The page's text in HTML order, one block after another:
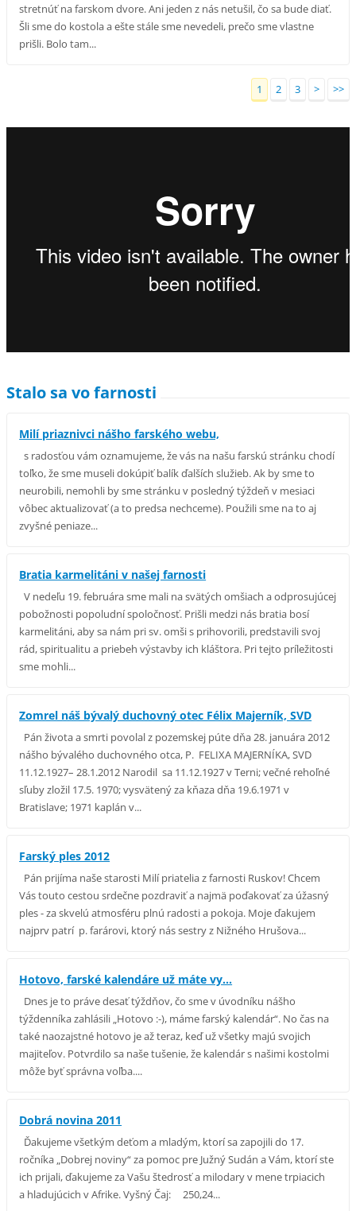
stretnúť na farskom dvore. Ani jeden z nás netušil, čo sa bude diať.
Šli sme do kostola a ešte stále sme nevedeli, prečo sme vlastne
prišli. Bolo tam...
1 2 3 > >>
Stalo sa vo farnosti
Milí priaznivci nášho farského webu,
s radosťou vám oznamujeme, že vás na našu farskú stránku chodí
toľko, že sme museli dokúpiť balík ďalších služieb. Ak by sme to
neurobili, nemohli by sme stránku v posledný týždeň v mesiaci
vôbec aktualizovať (a to predsa nechceme). Použili sme na to aj
zvyšné peniaze...
Bratia karmelitáni v našej farnosti
V nedeľu 19. februára sme mali na svätých omšiach a odprosujúcej
pobožnosti popoludní spoločnosť. Prišli medzi nás bratia bosí
karmelitáni, aby sa nám pri sv. omši s prihovorili, predstavili svoj
rád, spiritualitu a priebeh výstavby ich kláštora. Pri tejto príležitosti
sme mohli...
Zomrel náš bývalý duchovný otec Félix Majerník, SVD
Pán života a smrti povolal z pozemskej púte dňa 28. januára 2012
nášho bývalého duchovného otca, P. FELIXA MAJERNÍKA, SVD
11.12.1927– 28.1.2012 Narodil sa 11.12.1927 v Terni; večné rehoľné
sľuby zložil 17.5. 1970; vysvätený za kňaza dňa 19.6.1971 v
Bratislave; 1971 kaplán v...
Farský ples 2012
Pán prijíma naše starosti Milí priatelia z farnosti Ruskov! Chcem
Vás touto cestou srdečne pozdraviť a najmä poďakovať za úžasný
ples - za skvelú atmosféru plnú radosti a pokoja. Moje ďakujem
najprv patrí p. farárovi, ktorý nás sestry z Nižného Hrušova...
Hotovo, farské kalendáre už máte vy...
Dnes je to práve desať týždňov, čo sme v úvodníku nášho
týždenníka zahlásili „Hotovo :-), máme farský kalendár“. No čas na
také naozajstné hotovo je až teraz, keď už všetky majú svojich
majiteľov. Potvrdilo sa naše tušenie, že kalendár s našimi kostolmi
môže byť správna voľba....
Dobrá novina 2011
Ďakujeme všetkým deťom a mladým, ktorí sa zapojili do 17.
ročníka „Dobrej noviny“ za pomoc pre Južný Sudán a Vám, ktorí ste
ich prijali, ďakujeme za Vašu štedrosť a milodary v mene trpiacich
a hladujúcich v Afrike. Vyšný Čaj: 250,24...